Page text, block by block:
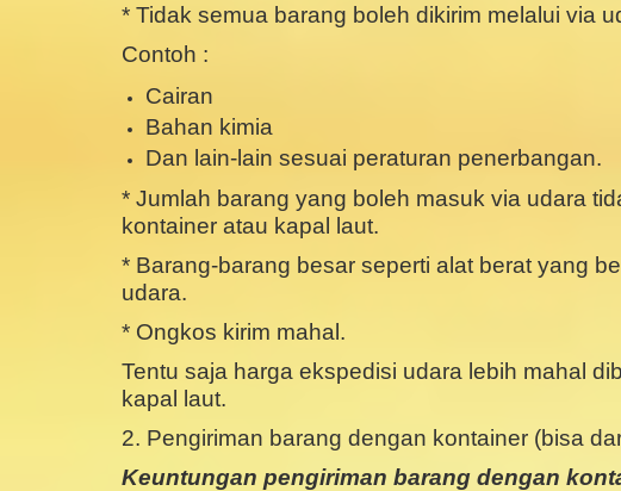
* Tidak semua barang boleh dikirim melalui via
Contoh :
Cairan
Bahan kimia
Dan lain-lain sesuai peraturan penerbangan.
* Jumlah barang yang boleh masuk via udara
kontainer atau kapal laut.
* Barang-barang besar seperti alat berat yang
udara.
* Ongkos kirim mahal.
Tentu saja harga ekspedisi udara lebih mahal
kapal laut.
2. Pengiriman barang dengan kontainer (bisa
Keuntungan pengiriman barang dengan